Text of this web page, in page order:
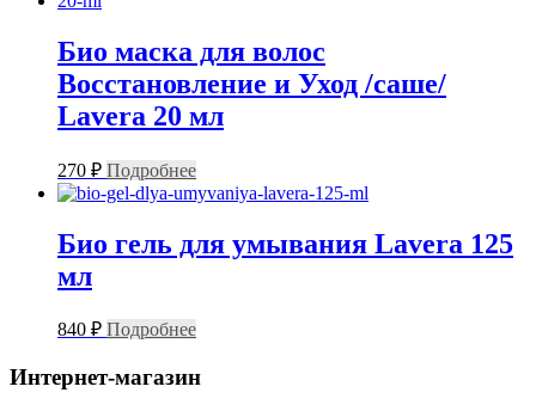
Био маска для волос
Восстановление и Уход /саше/
Lavera 20 мл
270 ₽ Подробнее
Био гель для умывания Lavera 125
мл
840 ₽ Подробнее
Интернет-магазин